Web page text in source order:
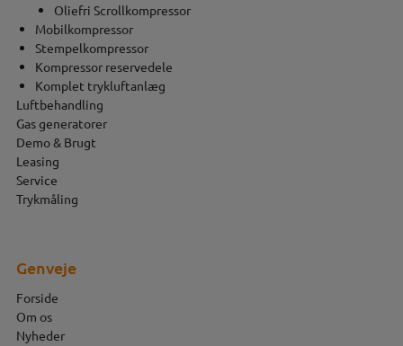
Oliefri Scrollkompressor
Mobilkompressor
Stempelkompressor
Kompressor reservedele
Komplet trykluftanlæg
Luftbehandling
Gas generatorer
Demo & Brugt
Leasing
Service
Trykmåling
Genveje
Forside
Om os
Nyheder